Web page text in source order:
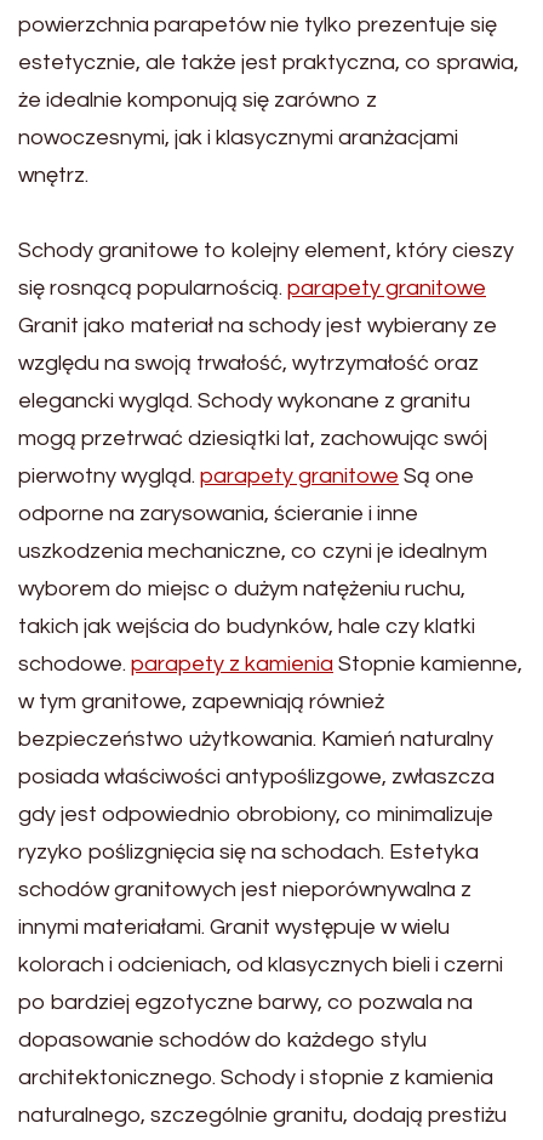
powierzchnia parapetów nie tylko prezentuje się
estetycznie, ale także jest praktyczna, co sprawia,
że idealnie komponują się zarówno z
nowoczesnymi, jak i klasycznymi aranżacjami
wnętrz.
Schody granitowe to kolejny element, który cieszy
się rosnącą popularnością. parapety granitowe
Granit jako materiał na schody jest wybierany ze
względu na swoją trwałość, wytrzymałość oraz
elegancki wygląd. Schody wykonane z granitu
mogą przetrwać dziesiątki lat, zachowując swój
pierwotny wygląd. parapety granitowe Są one
odporne na zarysowania, ścieranie i inne
uszkodzenia mechaniczne, co czyni je idealnym
wyborem do miejsc o dużym natężeniu ruchu,
takich jak wejścia do budynków, hale czy klatki
schodowe. parapety z kamienia Stopnie kamienne,
w tym granitowe, zapewniają również
bezpieczeństwo użytkowania. Kamień naturalny
posiada właściwości antypoślizgowe, zwłaszcza
gdy jest odpowiednio obrobiony, co minimalizuje
ryzyko poślizgnięcia się na schodach. Estetyka
schodów granitowych jest nieporównywalna z
innymi materiałami. Granit występuje w wielu
kolorach i odcieniach, od klasycznych bieli i czerni
po bardziej egzotyczne barwy, co pozwala na
dopasowanie schodów do każdego stylu
architektonicznego. Schody i stopnie z kamienia
naturalnego, szczególnie granitu, dodają prestiżu